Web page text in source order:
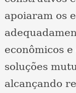
apoiaram os
econômicos
soluções
alcançando